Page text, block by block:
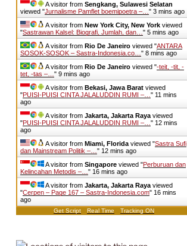
A visitor from Sengkang, Sulawesi Selatan
viewed "Jurnalisme Pamflet boemipoetra –… " 3 mins ago
A visitor from New York City, New Yorkviewed
"Sastrawan Kalsel: Biografi, Jumlah, dan… " 5 mins ago
A visitor from Rio De Janeiroviewed "ANTARA
SOSOK-SOSOK – Sastra-Indonesia.co… " 8 mins ago
A visitor from Rio De Janeiroviewed "-teit, -tit, -
tet, -tas –… " 9 mins ago
A visitor from Bekasi, Jawa Baratviewed
"PUISI-PUISI CINTA JALALUDDIN RUMI –… " 11 mins
ago
A visitor from Jakarta, Jakarta Rayaviewed
"PUISI-PUISI CINTA JALALUDDIN RUMI –… " 12 mins
ago
A visitor from Miami, Floridaviewed "Sastra Sufi
dan Mainstream Politik –… " 12 mins ago
A visitor from Singaporeviewed "Perburuan dan
Kelincahan Metodis –… " 16 mins ago
A visitor from Jakarta, Jakarta Rayaviewed
"Cerpen – Page 167 – Sastra-Indonesia.com" 16 mins
ago
Get Script Real Time Tracking ON